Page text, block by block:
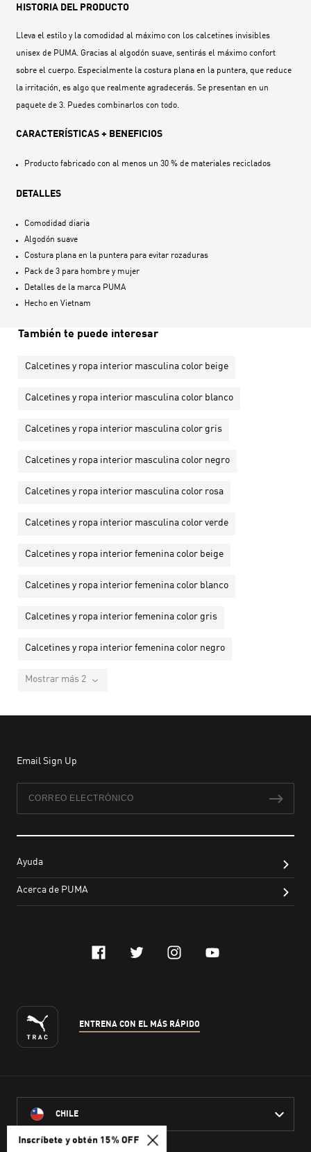
HISTORIA DEL PRODUCTO
Lleva el estilo y la comodidad al máximo con los calcetines invisibles
unisex de PUMA. Gracias al algodón suave, sentirás el máximo confort
sobre el cuerpo. Especialmente la costura plana en la puntera, que reduce
la irritación, es algo que realmente agradecerás. Se presentan en un
paquete de 3. Puedes combinarlos con todo.
CARACTERÍSTICAS + BENEFICIOS
Producto fabricado con al menos un 30 % de materiales reciclados
DETALLES
Comodidad diaria
Algodón suave
Costura plana en la puntera para evitar rozaduras
Pack de 3 para hombre y mujer
Detalles de la marca PUMA
Hecho en Vietnam
También te puede interesar
Calcetines y ropa interior masculina color beige
Calcetines y ropa interior masculina color blanco
Calcetines y ropa interior masculina color gris
Calcetines y ropa interior masculina color negro
Calcetines y ropa interior masculina color rosa
Calcetines y ropa interior masculina color verde
Calcetines y ropa interior femenina color beige
Calcetines y ropa interior femenina color blanco
Calcetines y ropa interior femenina color gris
Calcetines y ropa interior femenina color negro
Mostrar más 2
Inscríbete y obtén 15% OFF